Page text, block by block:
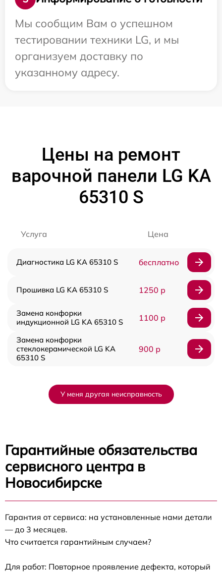
Мы сообщим Вам о успешном
тестировании техники LG, и мы
организуем доставку по
указанному адресу.
Цены на ремонт
варочной панели LG KA
65310 S
Услуга Цена
Диагностика LG KA 65310 S бесплатно
Прошивка LG KA 65310 S 1250 р
Замена конфорки
индукционной LG KA 65310 S
1100 р
Замена конфорки
стеклокерамической LG KA
65310 S
900 р
У меня другая неисправность
Гарантийные обязательства
сервисного центра в
Новосибирске
Гарантия от сервиса: на установленные нами детали
— до 3 месяцев.
Что считается гарантийным случаем?
Для работ: Повторное проявление дефекта, который